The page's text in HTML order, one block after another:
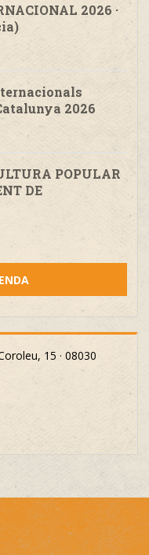
2026 ·
2026
POPULAR
DE
15 · 08030